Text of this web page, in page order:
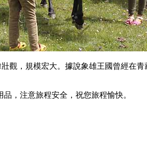
觀，規模宏大。據說象雄王國曾經在
品，注意旅程安全，祝您旅程愉快。